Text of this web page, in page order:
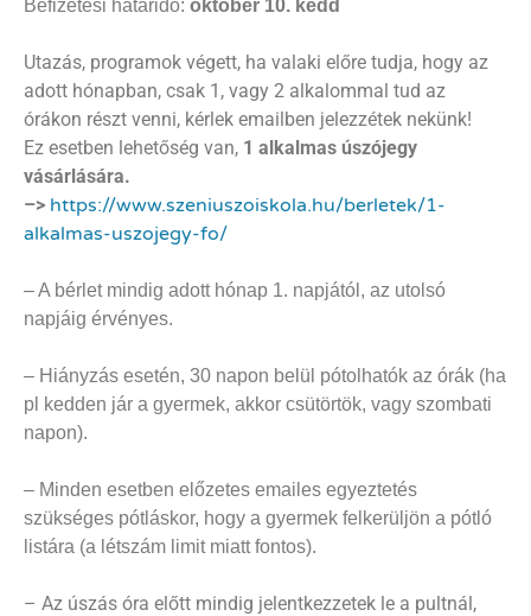
Befizetési határidő: október 10. kedd
Utazás, programok végett, ha valaki előre tudja, hogy az
adott hónapban, csak 1, vagy 2 alkalommal tud az
órákon részt venni, kérlek emailben jelezzétek nekünk!
Ez esetben lehetőség van, 1 alkalmas úszójegy
vásárlására.
–> https://www.szeniuszoiskola.hu/berletek/1-
alkalmas-uszojegy-fo/
– A bérlet mindig adott hónap 1. napjától, az utolsó
napjáig érvényes.
– Hiányzás esetén, 30 napon belül pótolhatók az órák (ha
pl kedden jár a gyermek, akkor csütörtök, vagy szombati
napon).
– Minden esetben előzetes emailes egyeztetés
szükséges pótláskor, hogy a gyermek felkerüljön a pótló
listára (a létszám limit miatt fontos).
– Az úszás óra előtt mindig jelentkezzetek le a pultnál,